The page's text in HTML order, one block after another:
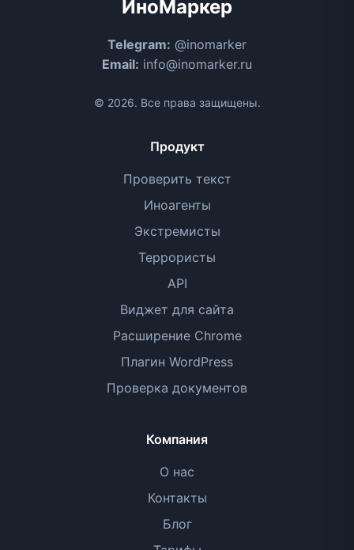
ИноМаркер
Telegram: @inomarker
Email: info@inomarker.ru
© 2026. Все права защищены.
Продукт
Проверить текст
Иноагенты
Экстремисты
Террористы
API
Виджет для сайта
Расширение Chrome
Плагин WordPress
Проверка документов
Компания
О нас
Контакты
Блог